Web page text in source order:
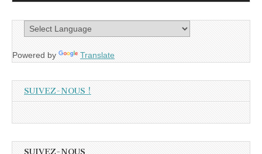
Powered by Translate
SUIVEZ-NOUS !
SUIVEZ-NOUS